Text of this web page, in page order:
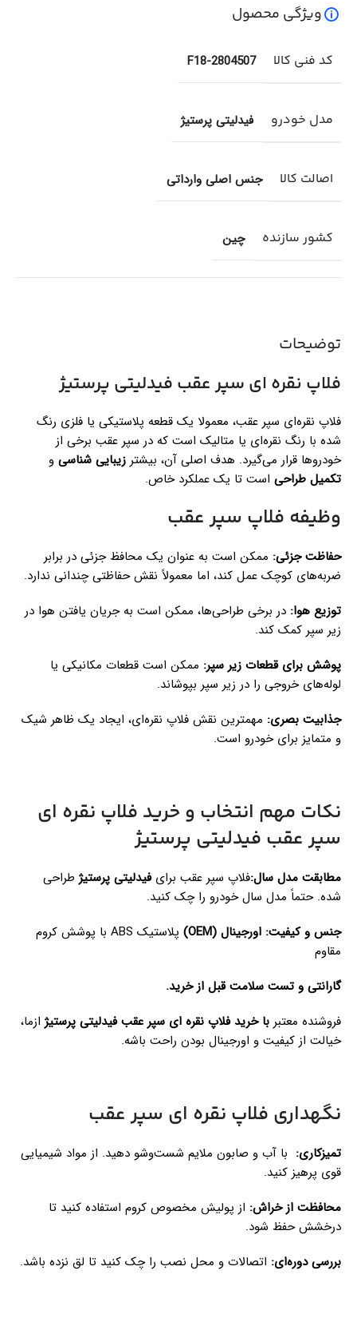
توضیحات
فلاپ نقره ای سپر عقب فیدلیتی پرستیژ
فلاپ نقره‌ای سپر عقب، معمولا یک قطعه پلاستیکی یا فلزی رنگ
شده با رنگ نقره‌ای یا متالیک است که در سپر عقب برخی از
خودروها قرار می‌گیرد. هدف اصلی آن، بیشتر زیبایی شناسی و
تکمیل طراحی است تا یک عملکرد خاص.
وظیفه فلاپ سپر عقب
حفاظت جزئی: ممکن است به عنوان یک محافظ جزئی در برابر
ضربه‌های کوچک عمل کند، اما معمولاً نقش حفاظتی چندانی ندارد.
توزیع هوا: در برخی طراحی‌ها، ممکن است به جریان یافتن هوا در
زیر سپر کمک کند.
پوشش برای قطعات زیر سپر: ممکن است قطعات مکانیکی یا
لوله‌های خروجی را در زیر سپر بپوشاند.
جذابیت بصری: مهمترین نقش فلاپ نقره‌ای، ایجاد یک ظاهر شیک
و متمایز برای خودرو است.
نکات مهم انتخاب و خرید فلاپ نقره ای
سپر عقب فیدلیتی پرستیژ
مطابقت مدل سال:فلاپ سپر عقب برایفیدلیتی پرستیژ طراحی
شده. حتماً مدل سال خودرو را چک کنید.
جنس و کیفیت: اورجینال (OEM)
پلاستیک ABS با پوشش کروم
مقاوم
گارانتی و تست سلامت قبل از خرید.
فروشنده معتبر با خرید فلاپ نقره ای سپر عقب فیدلیتی پرستیژ ازما،
خیالت از کیفیت و اورجینال بودن راحت باشه.
نگهداری فلاپ نقره ای سپر عقب
تمیزکاری: با آب و صابون ملایم شست‌وشو دهید. از مواد شیمیایی
قوی پرهیز کنید.
محافظت از خراش: از پولیش مخصوص کروم استفاده کنید تا
درخشش حفظ شود.
بررسی دوره‌ای: اتصالات و محل نصب را چک کنید تا لق نزده باشد.
ویژگی محصول
کد فنی کالا F18-2804507
مدل خودرو فیدلیتی پرستیژ
اصالت کالا جنس اصلی وارداتی
کشور سازنده چین